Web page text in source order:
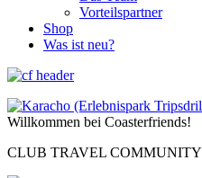
Vorteilspartner
Shop
Was ist neu?
Willkommen bei Coasterfriends!
CLUB TRAVEL COMMUNITY